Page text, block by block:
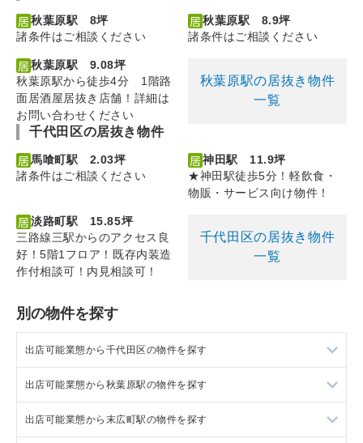
秋葉原駅 8坪
諸条件はご相談ください
秋葉原駅 8.9坪
諸条件はご相談ください
秋葉原駅 9.08坪
秋葉原駅から徒歩4分 1階路
面居酒屋居抜き店舗！詳細は
お問い合わせください
秋葉原駅の居抜き物件
一覧
千代田区の居抜き物件
馬喰町駅 2.03坪
諸条件はご相談ください
神田駅 11.9坪
★神田駅徒歩5分！軽飲食・
物販・サービス向け物件！
淡路町駅 15.85坪
三路線三駅からのアクセス良
好！5階1フロア！既存内装造
作付相談可！内見相談可！
千代田区の居抜き物件
一覧
別の物件を探す
出店可能業態から千代田区の物件を探す
千代田区の軽飲食を出店可能な店舗物件・貸店舗・テナント一
出店可能業態から秋葉原駅の物件を探す
秋葉原駅の軽飲食を出店可能な店舗物件・貸店舗・テナント一
出店可能業態から末広町駅の物件を探す